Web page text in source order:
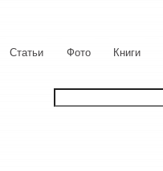
Статьи Фото Книги